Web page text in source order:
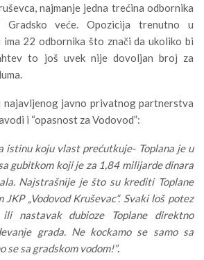
najmanje jedna trećina odbornika
Gradsko veće. Opozicija trenutno u
ima 22 odbornika što znači da ukoliko bi
to još uvek nije dovoljan broj za
najavljenog javno privatnog partnerstva
i “opasnost za Vodovod”:
istinu koju vlast prećutkuje- Toplana je u
gubitkom koji je za 1,84 milijarde dinara
Najstrašnije je što su krediti Toplane
JKP „Vodovod Kruševac“. Svaki loš potez
nastavak dubioze Toplane direktno
grada. Ne kockamo se samo sa
se sa gradskom vodom!”.